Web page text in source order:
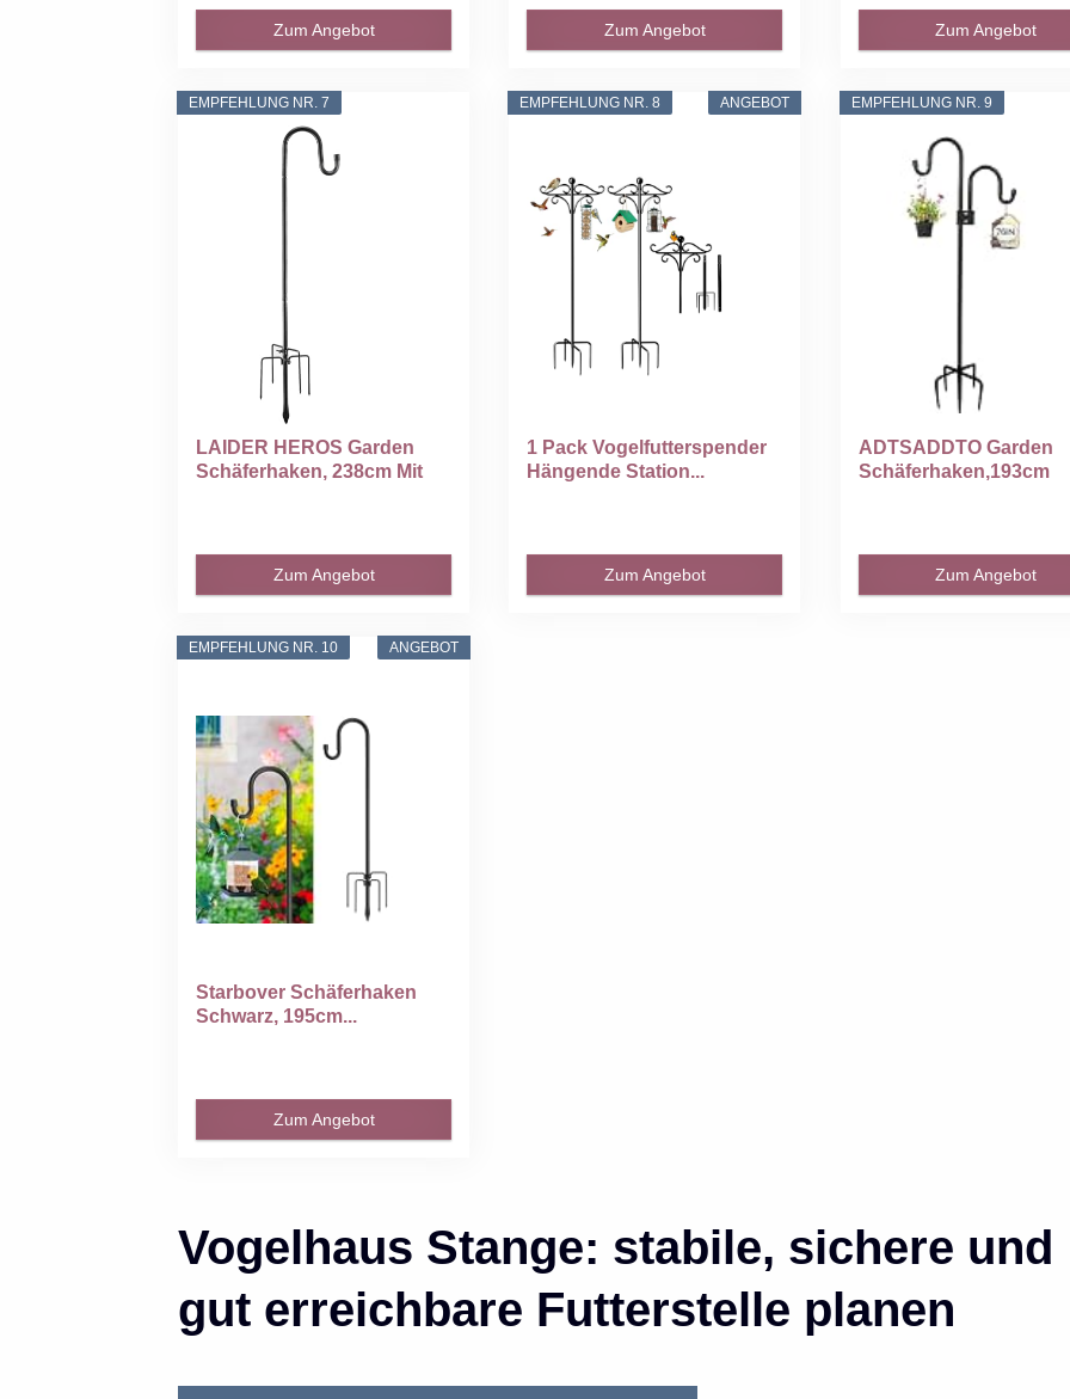
Zum Angebot Zum Angebot Zum Angebot
EMPFEHLUNG NR. 7
LAIDER HEROS Garden
Schäferhaken, 238cm Mit
Zum Angebot
ANGEBOT
EMPFEHLUNG NR. 8
1 Pack Vogelfutterspender
Hängende Station...
Zum Angebot
EMPFEHLUNG NR. 9
ADTSADDTO Garden
Schäferhaken,193cm
Zum Angebot
ANGEBOT
EMPFEHLUNG NR. 10
Starbover Schäferhaken
Schwarz, 195cm...
Zum Angebot
Vogelhaus Stange: stabile, sichere und
gut erreichbare Futterstelle planen